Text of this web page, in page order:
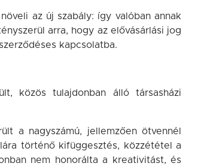
az új szabály: így valóban annak
arra, hogy az elővásárlási jog
kapcsolatba.
közös tulajdonban álló társasházi
a nagyszámú, jellemzően ötvennél
történő kifüggesztés, közzététel a
nem honorálta a kreativitást, és